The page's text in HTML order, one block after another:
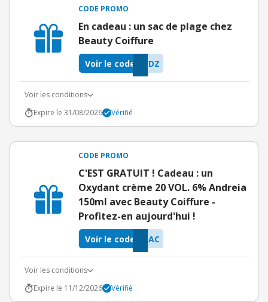
CODE PROMO
En cadeau : un sac de plage chez
Beauty Coiffure
YDZ
Voir le code
Voir les conditions
Expire le 31/08/2026
Vérifié
CODE PROMO
C'EST GRATUIT ! Cadeau : un
Oxydant crème 20 VOL. 6% Andreia
150ml avec Beauty Coiffure -
Profitez-en aujourd'hui !
ZAC
Voir le code
Voir les conditions
Expire le 11/12/2026
Vérifié